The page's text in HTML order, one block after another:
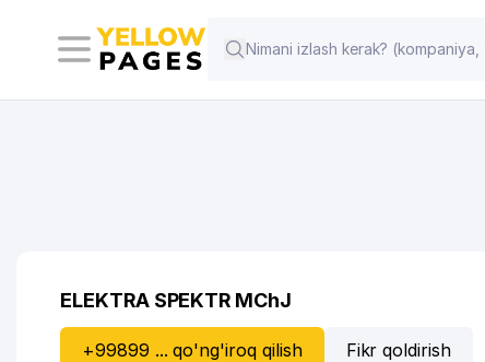
ELEKTRA SPEKTR MChJ
+99899 ... qo'ng'iroq qilish Fikr qoldirish